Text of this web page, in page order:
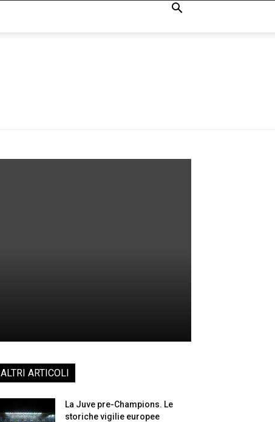
ALTRI ARTICOLI
La Juve pre-Champions. Le
storiche vigilie europee